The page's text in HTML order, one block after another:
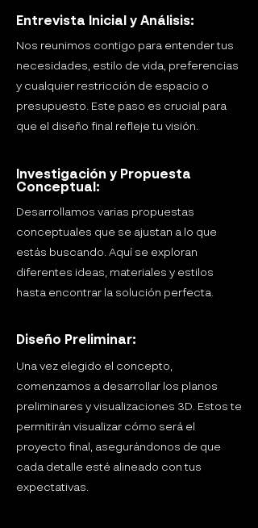
Entrevista Inicial y Análisis:
Nos reunimos contigo para entender tus
necesidades, estilo de vida, preferencias
y cualquier restricción de espacio o
presupuesto. Este paso es crucial para
que el diseño final refleje tu visión.
Investigación y Propuesta
Conceptual:
Desarrollamos varias propuestas
conceptuales que se ajustan a lo que
estás buscando. Aquí se exploran
diferentes ideas, materiales y estilos
hasta encontrar la solución perfecta.
Diseño Preliminar:
Una vez elegido el concepto,
comenzamos a desarrollar los planos
preliminares y visualizaciones 3D. Estos te
permitirán visualizar cómo será el
proyecto final, asegurándonos de que
cada detalle esté alineado con tus
expectativas.